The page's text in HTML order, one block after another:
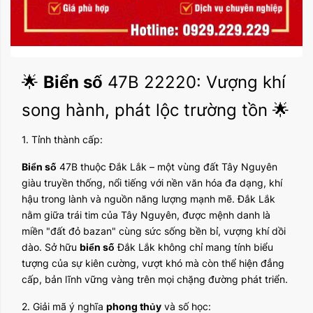
🌟 Biển số 47B 22220: Vượng khí
song hành, phát lộc trường tồn 🌟
1. Tỉnh thành cấp:
Biển số 47B thuộc Đắk Lắk – một vùng đất Tây Nguyên
giàu truyền thống, nổi tiếng với nền văn hóa đa dạng, khí
hậu trong lành và nguồn năng lượng mạnh mẽ. Đắk Lắk
nằm giữa trái tim của Tây Nguyên, được mệnh danh là
miền "đất đỏ bazan" cùng sức sống bền bỉ, vượng khí dồi
dào. Sở hữu biển số Đắk Lắk không chỉ mang tính biểu
tượng của sự kiên cường, vượt khó mà còn thể hiện đẳng
cấp, bản lĩnh vững vàng trên mọi chặng đường phát triển.
2. Giải mã ý nghĩa phong thủy và số học: